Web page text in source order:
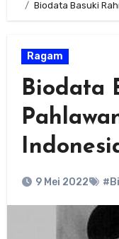
Biodata Basuki
Ragam
Biodata
9 Mei 2022